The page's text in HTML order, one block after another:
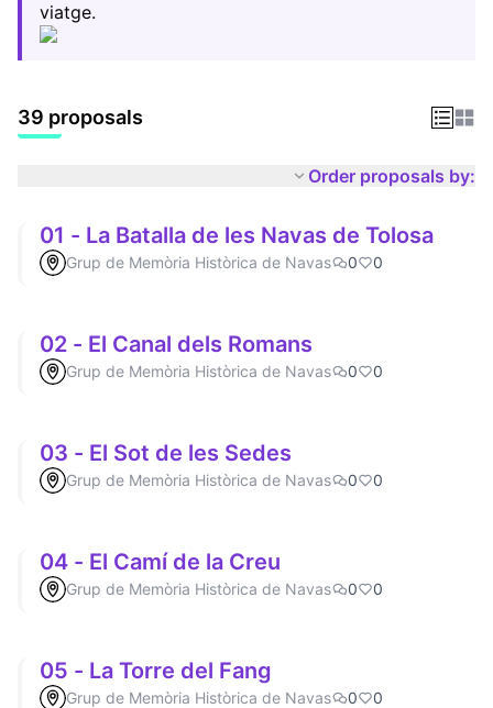
viatge.
39 proposals
Order proposals by:
01 - La Batalla de les Navas de Tolosa
Grup de Memòria Històrica de Navas 0 0
02 - El Canal dels Romans
Grup de Memòria Històrica de Navas 0 0
03 - El Sot de les Sedes
Grup de Memòria Històrica de Navas 0 0
04 - El Camí de la Creu
Grup de Memòria Històrica de Navas 0 0
05 - La Torre del Fang
Grup de Memòria Històrica de Navas 0 0